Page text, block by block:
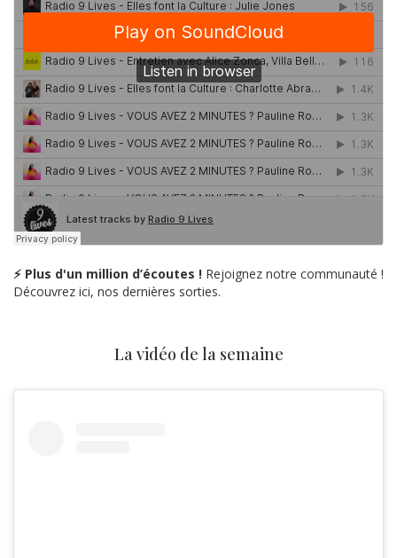
⚡ Plus d'un million d’écoutes ! Rejoignez notre communauté !
Découvrez ici, nos dernières sorties.
La vidéo de la semaine